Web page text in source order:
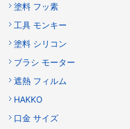
塗料 フッ素
工具 モンキー
塗料 シリコン
ブラシ モーター
遮熱 フィルム
HAKKO
口金 サイズ